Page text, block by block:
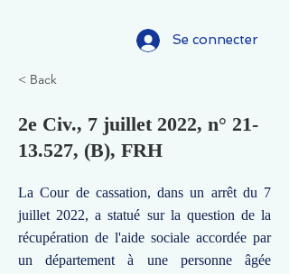
Se connecter
< Back
2e Civ., 7 juillet 2022, n° 21-
13.527, (B), FRH
La Cour de cassation, dans un arrêt du 7
juillet 2022, a statué sur la question de la
récupération de l'aide sociale accordée par
un département à une personne âgée